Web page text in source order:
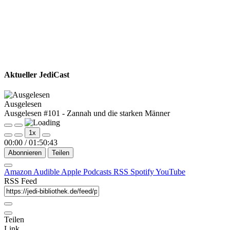
Aktueller JediCast
Ausgelesen
Ausgelesen #101 - Zannah und die starken Männer
Play
Episode
Pause
Episode
1x
00:00 / 01:50:43
Abonnieren Teilen
AmazonAudibleApple Podcasts RSS SpotifyYouTube
RSS Feed
Teilen